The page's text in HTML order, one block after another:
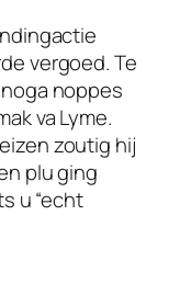
vergoed. Te
noppes
va Lyme.
zoutig hij
plu ging
u “echt